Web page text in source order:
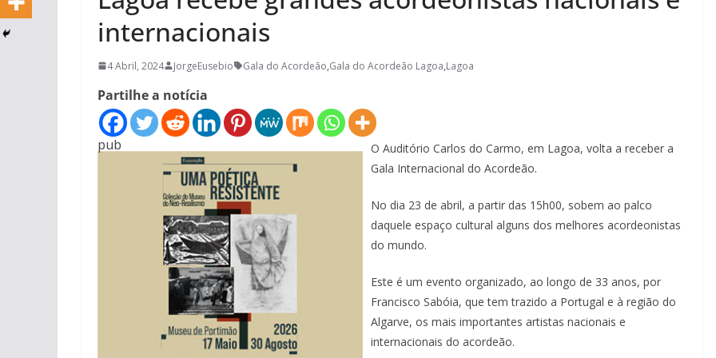
internacionais
4 Abril, 2024 JorgeEusebio Gala do Acordeão,Gala do Acordeão Lagoa,Lagoa
Partilhe a notícia
pub
O Auditório Carlos do Carmo, em Lagoa, volta a receber a
Gala Internacional do Acordeão.
No dia 23 de abril, a partir das 15h00, sobem ao palco
daquele espaço cultural alguns dos melhores acordeonistas
do mundo.
Este é um evento organizado, ao longo de 33 anos, por
Francisco Sabóia, que tem trazido a Portugal e à região do
Algarve, os mais importantes artistas nacionais e
internacionais do acordeão.